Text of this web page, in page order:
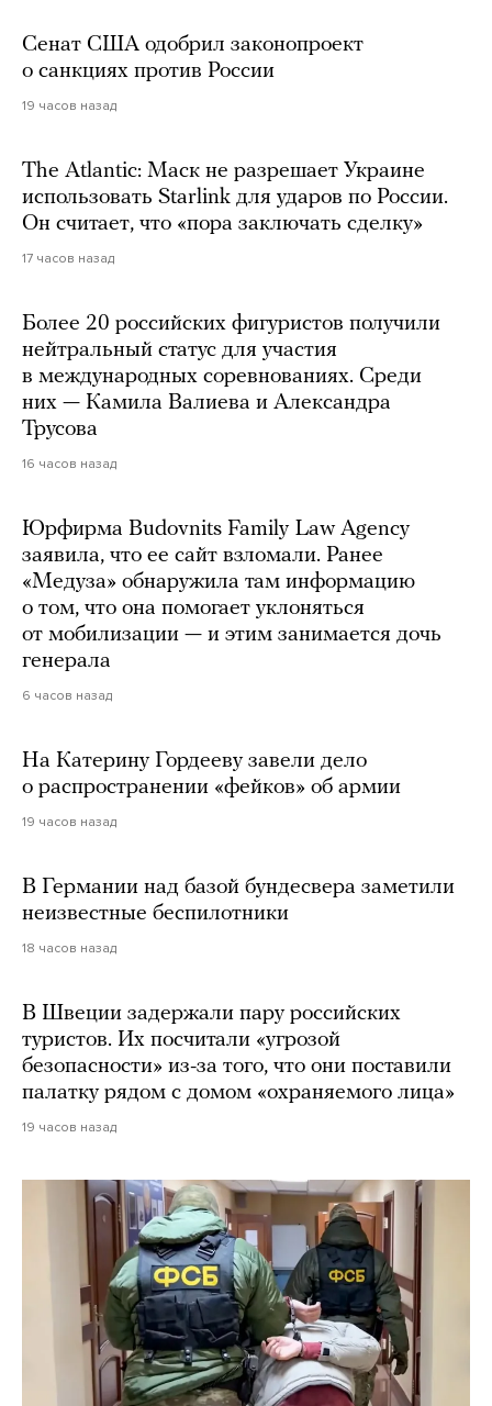
Сенат США одобрил законопроект
о санкциях против России
19 часов назад
The Atlantic: Маск не разрешает Украине
использовать Starlink для ударов по России.
Он считает, что «пора заключать сделку»
17 часов назад
Более 20 российских фигуристов получили
нейтральный статус для участия
в международных соревнованиях. Среди
них — Камила Валиева и Александра
Трусова
16 часов назад
Юрфирма Budovnits Family Law Agency
заявила, что ее сайт взломали. Ранее
«Медуза» обнаружила там информацию
о том, что она помогает уклоняться
от мобилизации — и этим занимается дочь
генерала
6 часов назад
На Катерину Гордееву завели дело
о распространении «фейков» об армии
19 часов назад
В Германии над базой бундесвера заметили
неизвестные беспилотники
18 часов назад
В Швеции задержали пару российских
туристов. Их посчитали «угрозой
безопасности» из-за того, что они поставили
палатку рядом с домом «охраняемого лица»
19 часов назад